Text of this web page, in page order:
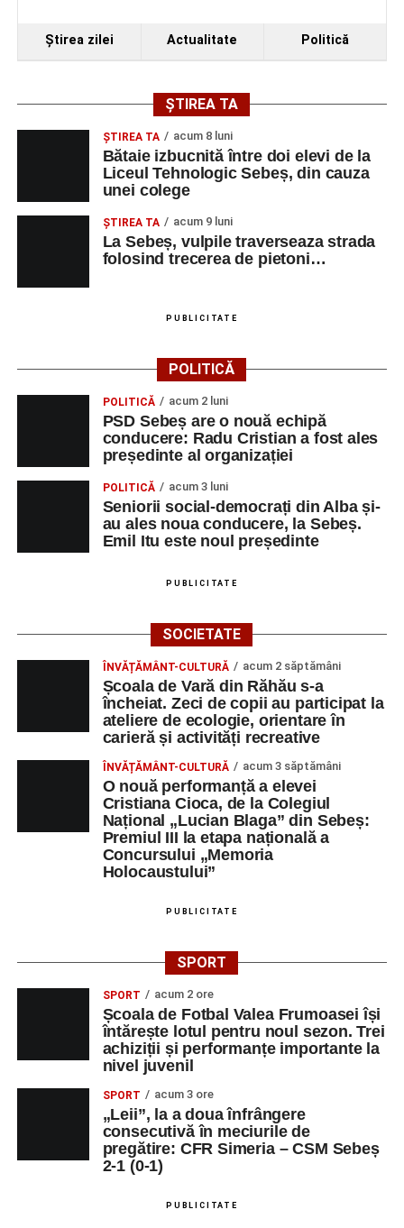
Ştirea zilei Actualitate Politică
ȘTIREA TA
ŞTIREA TA acum 8 luni
Bătaie izbucnită între doi elevi de la
Liceul Tehnologic Sebeș, din cauza
unei colege
ŞTIREA TA acum 9 luni
La Sebeș, vulpile traverseaza strada
folosind trecerea de pietoni…
PUBLICITATE
POLITICĂ
POLITICĂ acum 2 luni
PSD Sebeș are o nouă echipă
conducere: Radu Cristian a fost ales
președinte al organizației
POLITICĂ acum 3 luni
Seniorii social-democrați din Alba și-
au ales noua conducere, la Sebeș.
Emil Itu este noul președinte
PUBLICITATE
SOCIETATE
ÎNVĂȚĂMÂNT-CULTURĂ acum 2 săptămâni
Școala de Vară din Răhău s-a
încheiat. Zeci de copii au participat la
ateliere de ecologie, orientare în
carieră și activități recreative
ÎNVĂȚĂMÂNT-CULTURĂ acum 3 săptămâni
O nouă performanță a elevei
Cristiana Cioca, de la Colegiul
Național „Lucian Blaga” din Sebeș:
Premiul III la etapa națională a
Concursului „Memoria
Holocaustului”
PUBLICITATE
SPORT
SPORT acum 2 ore
Școala de Fotbal Valea Frumoasei își
întărește lotul pentru noul sezon. Trei
achiziții și performanțe importante la
nivel juvenil
SPORT acum 3 ore
„Leii”, la a doua înfrângere
consecutivă în meciurile de
pregătire: CFR Simeria – CSM Sebeș
2-1 (0-1)
PUBLICITATE